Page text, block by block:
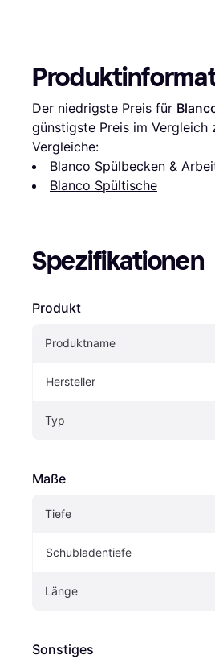
Der niedrigste Preis für
günstigste Preis im Vergleich
Vergleiche:
Blanco Spülbecken &
Blanco Spültische
Spezifikationen
Produkt
Produktname
Hersteller
Typ
Maße
Tiefe
Schubladentiefe
Länge
Sonstiges